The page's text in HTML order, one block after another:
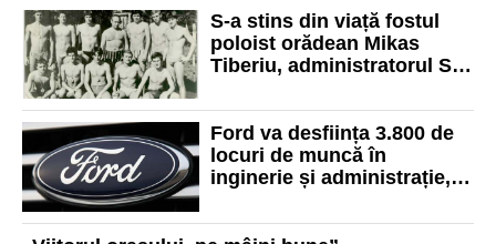
S-a stins din viață fostul
poloist orădean Mikas
Tiberiu, administratorul SC
Ford va desființa 3.800 de
locuri de muncă în
inginerie și administrație, în